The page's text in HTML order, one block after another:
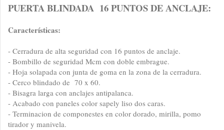
PUERTA BLINDADA 16 PUNTOS DE ANCLAJE:
Características:
- Cerradura de alta seguridad con 16 puntos de anclaje.
- Bombillo de seguridad Mcm con doble embrague.
- Hoja solapada con junta de goma en la zona de la cerradura.
- Cerco blindado de 70 x 60.
- Bisagra larga con anclajes antipalanca.
- Acabado con paneles color sapely liso dos caras.
- Terminacion de componestes en color dorado, mirilla, pomo
tirador y manivela.